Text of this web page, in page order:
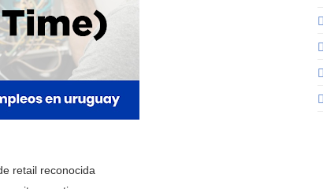
retail reconocida